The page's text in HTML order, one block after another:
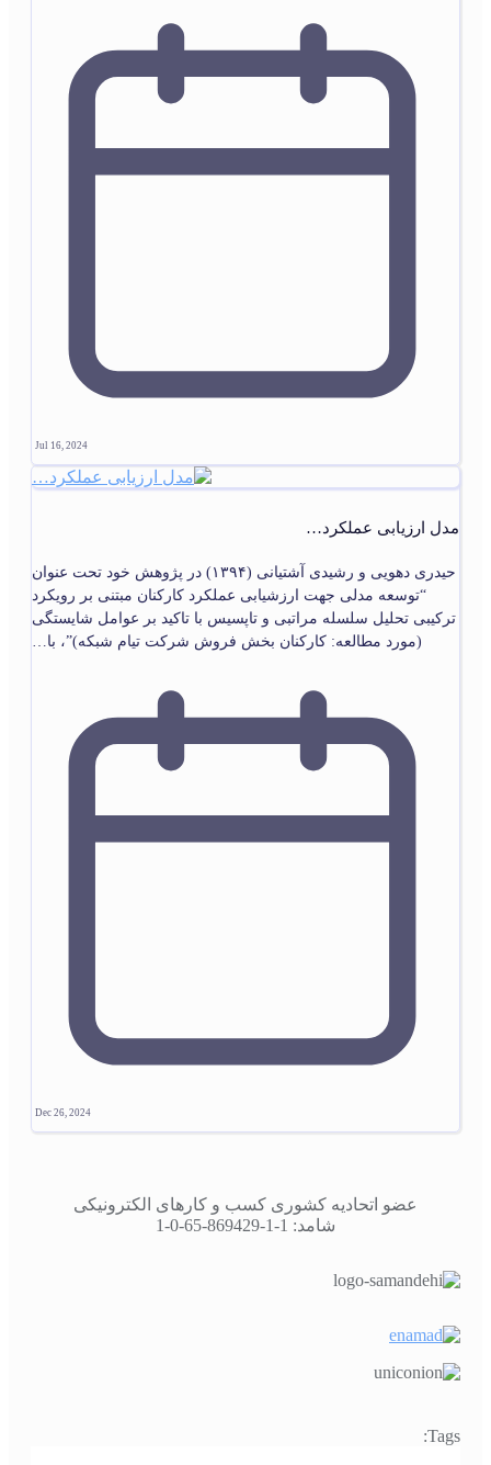
Jul 16, 2024
مدل ارزیابی عملکرد…
حیدری دهویی و رشیدی آشتیانی (۱۳۹۴) در پژوهش خود تحت عنوان
“توسعه مدلی جهت ارزشیابی عملکرد کارکنان مبتنی بر رویکرد
ترکیبی تحلیل سلسله مراتبی و تاپسیس با تاکید بر عوامل شایستگی
(مورد مطالعه: کارکنان بخش فروش شرکت تیام شبکه)”، با…
Dec 26, 2024
عضو اتحادیه کشوری کسب و کارهای الکترونیکی
شامد: 1-1-869429-65-0-1
Tags: